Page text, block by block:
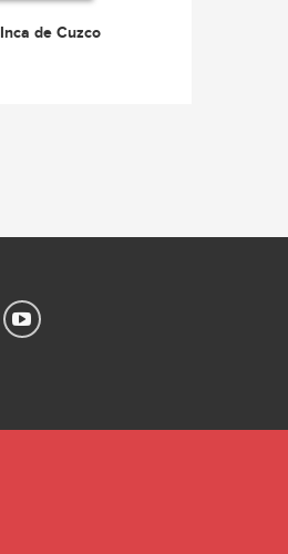
de Cuzco